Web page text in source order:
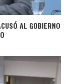
AL GOBIERNO